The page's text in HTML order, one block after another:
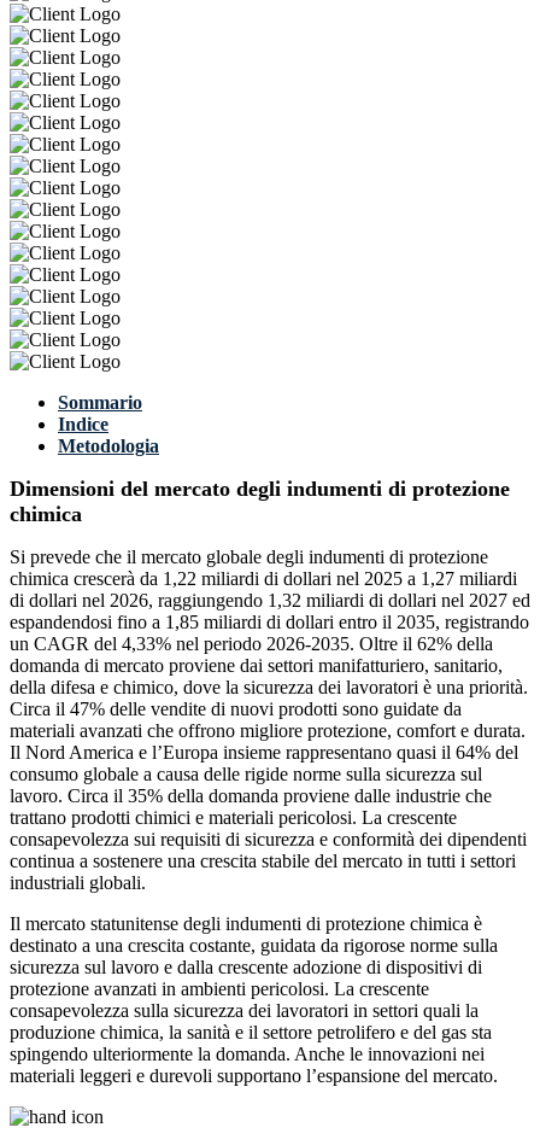
Sommario
Indice
Metodologia
Dimensioni del mercato degli indumenti di protezione
chimica
Si prevede che il mercato globale degli indumenti di protezione
chimica crescerà da 1,22 miliardi di dollari nel 2025 a 1,27 miliardi
di dollari nel 2026, raggiungendo 1,32 miliardi di dollari nel 2027 ed
espandendosi fino a 1,85 miliardi di dollari entro il 2035, registrando
un CAGR del 4,33% nel periodo 2026-2035. Oltre il 62% della
domanda di mercato proviene dai settori manifatturiero, sanitario,
della difesa e chimico, dove la sicurezza dei lavoratori è una priorità.
Circa il 47% delle vendite di nuovi prodotti sono guidate da
materiali avanzati che offrono migliore protezione, comfort e durata.
Il Nord America e l’Europa insieme rappresentano quasi il 64% del
consumo globale a causa delle rigide norme sulla sicurezza sul
lavoro. Circa il 35% della domanda proviene dalle industrie che
trattano prodotti chimici e materiali pericolosi. La crescente
consapevolezza sui requisiti di sicurezza e conformità dei dipendenti
continua a sostenere una crescita stabile del mercato in tutti i settori
industriali globali.
Il mercato statunitense degli indumenti di protezione chimica è
destinato a una crescita costante, guidata da rigorose norme sulla
sicurezza sul lavoro e dalla crescente adozione di dispositivi di
protezione avanzati in ambienti pericolosi. La crescente
consapevolezza sulla sicurezza dei lavoratori in settori quali la
produzione chimica, la sanità e il settore petrolifero e del gas sta
spingendo ulteriormente la domanda. Anche le innovazioni nei
materiali leggeri e durevoli supportano l’espansione del mercato.